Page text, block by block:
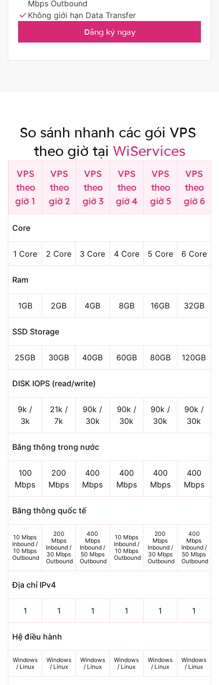
Mbps Outbound
Không giới hạn Data Transfer
Đăng ký ngay
So sánh nhanh các gói VPS
theo giờ tại WiServices
VPS
theo
giờ 1
VPS
theo
giờ 2
VPS
theo
giờ 3
VPS
theo
giờ 4
VPS
theo
giờ 5
VPS
theo
giờ 6
Core
1 Core 2 Core 3 Core 4 Core 5 Core 6 Core
Ram
1GB 2GB 4GB 8GB 16GB 32GB
SSD Storage
25GB 30GB 40GB 60GB 80GB 120GB
DISK IOPS (read/write)
9k /
3k
21k /
7k
90k /
30k
90k /
30k
90k /
30k
90k /
30k
Băng thông trong nước
100
Mbps
200
Mbps
400
Mbps
400
Mbps
400
Mbps
400
Mbps
Băng thông quốc tế
10 Mbps
Inbound /
10 Mbps
Outbound
200
Mbps
Inbound /
30 Mbps
Outbound
400
Mbps
Inbound /
50 Mbps
Outbound
10 Mbps
Inbound /
10 Mbps
Outbound
200
Mbps
Inbound /
30 Mbps
Outbound
400
Mbps
Inbound /
50 Mbps
Outbound
Địa chỉ IPv4
1 1 1 1 1 1
Hệ điều hành
Windows
/ Linux
Windows
/ Linux
Windows
/ Linux
Windows
/ Linux
Windows
/ Linux
Windows
/ Linux